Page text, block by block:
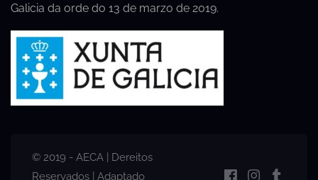
Galicia da orde do 13 de marzo de 2019.
© 2019 - AECA | Dereitos
Reservados | Adaptado